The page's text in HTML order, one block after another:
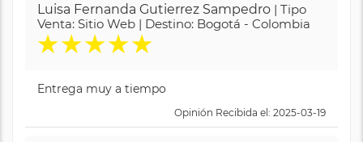
Luisa Fernanda Gutierrez Sampedro | Tipo
Venta: Sitio Web | Destino: Bogotá - Colombia
★★★★★
Entrega muy a tiempo
Opinión Recibida el: 2025-03-19